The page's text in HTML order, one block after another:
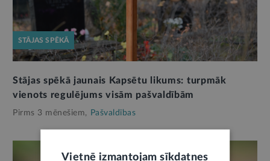
STĀJAS SPĒKĀ
Stājas spēkā jaunais Kapsētu likums: turpmāk
vienots regulējums visām pašvaldībām
Pirms 3 mēnešiem, Pašvaldības
Vietnē izmantojam sīkdatnes